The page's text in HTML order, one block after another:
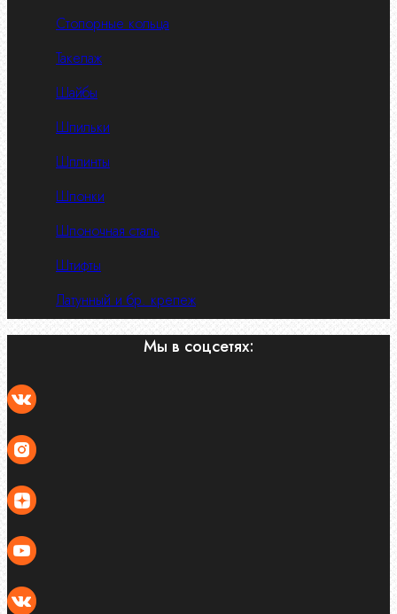
Стопорные кольца
Такелаж
Шайбы
Шпильки
Шплинты
Шпонки
Шпоночная сталь
Штифты
Латунный и бр. крепеж
Мы в соцсетях: